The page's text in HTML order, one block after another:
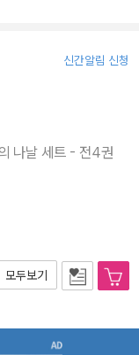
신간알림 신청
나날 세트 - 전4권
모두보기